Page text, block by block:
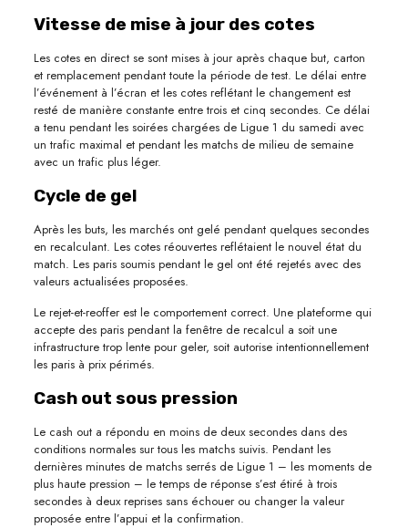
Vitesse de mise à jour des cotes
Les cotes en direct se sont mises à jour après chaque but, carton
et remplacement pendant toute la période de test. Le délai entre
l’événement à l’écran et les cotes reflétant le changement est
resté de manière constante entre trois et cinq secondes. Ce délai
a tenu pendant les soirées chargées de Ligue 1 du samedi avec
un trafic maximal et pendant les matchs de milieu de semaine
avec un trafic plus léger.
Cycle de gel
Après les buts, les marchés ont gelé pendant quelques secondes
en recalculant. Les cotes réouvertes reflétaient le nouvel état du
match. Les paris soumis pendant le gel ont été rejetés avec des
valeurs actualisées proposées.
Le rejet-et-reoffer est le comportement correct. Une plateforme qui
accepte des paris pendant la fenêtre de recalcul a soit une
infrastructure trop lente pour geler, soit autorise intentionnellement
les paris à prix périmés.
Cash out sous pression
Le cash out a répondu en moins de deux secondes dans des
conditions normales sur tous les matchs suivis. Pendant les
dernières minutes de matchs serrés de Ligue 1 – les moments de
plus haute pression – le temps de réponse s’est étiré à trois
secondes à deux reprises sans échouer ou changer la valeur
proposée entre l’appui et la confirmation.